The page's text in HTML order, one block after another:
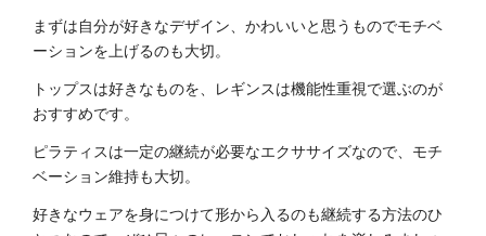
まずは自分が好きなデザイン、かわいいと思うものでモチベ
ーションを上げるのも大切。
トップスは好きなものを、レギンスは機能性重視で選ぶのが
おすすめです。
ピラティスは一定の継続が必要なエクササイズなので、モチ
ベーション維持も大切。
好きなウェアを身につけて形から入るのも継続する方法のひ